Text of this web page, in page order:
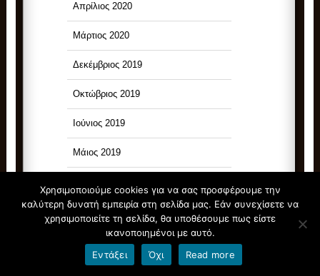
Απρίλιος 2020
Μάρτιος 2020
Δεκέμβριος 2019
Οκτώβριος 2019
Ιούνιος 2019
Μάιος 2019
Μάρτιος 2019
Ιανουάριος 2019
Χρησιμοποιούμε cookies για να σας προσφέρουμε την
καλύτερη δυνατή εμπειρία στη σελίδα μας. Εάν συνεχίσετε να
χρησιμοποιείτε τη σελίδα, θα υποθέσουμε πως είστε
ικανοποιημένοι με αυτό.
Εντάξει
Όχι Read more